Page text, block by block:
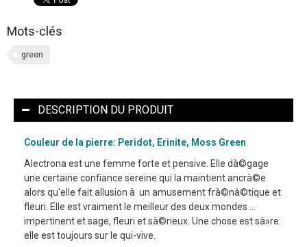
Mots-clés
green
DESCRIPTION DU PRODUIT
Couleur de la pierre: Peridot, Erinite, Moss Green
Alectrona est une femme forte et pensive. Elle dà©gage
une certaine confiance sereine qui la maintient ancrà©e
alors qu'elle fait allusion à un amusement frà©nà©tique et
fleuri. Elle est vraiment le meilleur des deux mondes ...
impertinent et sage, fleuri et sà©rieux. Une chose est sà»re:
elle est toujours sur le qui-vive.